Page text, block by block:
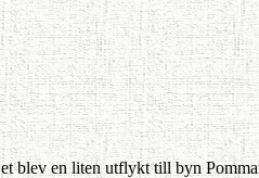
blev en liten utflykt till byn